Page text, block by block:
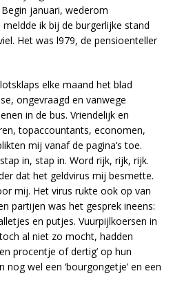
Begin januari, wederom
ik bij de burgerlijke stand
Het was l979, de pensioenteller
elke maand het blad
ongevraagd en vanwege
in de bus. Vriendelijk en
topaccountants, economen,
mij vanaf de pagina’s toe.
in, stap in. Word rijk, rijk, rijk.
dat het geldvirus mij besmette.
mij. Het virus rukte ook op van
partijen was het gesprek ineens:
en putjes. Vuurpijlkoersen in
al niet zo mocht, hadden
procentje of dertig’ op hun
nog wel een ‘bourgongetje’ en een